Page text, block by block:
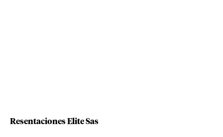
Resentaciones Elite Sas